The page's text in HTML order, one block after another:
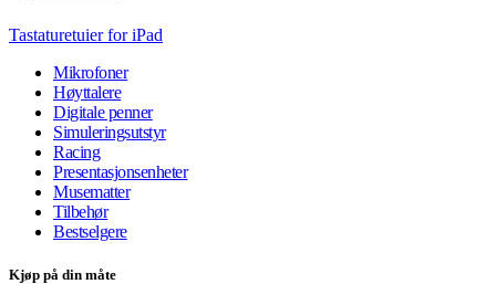
Tastaturetuier for iPad
Mikrofoner
Høyttalere
Digitale penner
Simuleringsutstyr
Racing
Presentasjonsenheter
Musematter
Tilbehør
Bestselgere
Kjøp på din måte